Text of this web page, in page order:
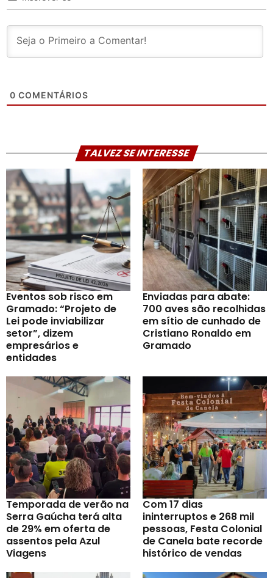
0 COMENTÁRIOS
TALVEZ SE INTERESSE
Eventos sob risco em
Gramado: “Projeto de
Lei pode inviabilizar
setor”, dizem
empresários e
entidades
Enviadas para abate:
700 aves são recolhidas
em sítio de cunhado de
Cristiano Ronaldo em
Gramado
Temporada de verão na
Serra Gaúcha terá alta
de 29% em oferta de
assentos pela Azul
Viagens
Com 17 dias
ininterruptos e 268 mil
pessoas, Festa Colonial
de Canela bate recorde
histórico de vendas